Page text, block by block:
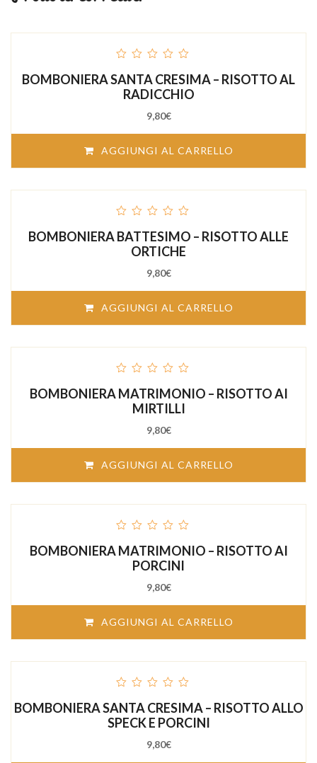
of
5
BOMBONIERA SANTA CRESIMA – RISOTTO AL
RADICCHIO
9,80€
AGGIUNGI AL CARRELLO
of
5
BOMBONIERA BATTESIMO – RISOTTO ALLE
ORTICHE
9,80€
AGGIUNGI AL CARRELLO
of
5
BOMBONIERA MATRIMONIO – RISOTTO AI
MIRTILLI
9,80€
AGGIUNGI AL CARRELLO
of
5
BOMBONIERA MATRIMONIO – RISOTTO AI
PORCINI
9,80€
AGGIUNGI AL CARRELLO
of
5
BOMBONIERA SANTA CRESIMA – RISOTTO ALLO
SPECK E PORCINI
9,80€